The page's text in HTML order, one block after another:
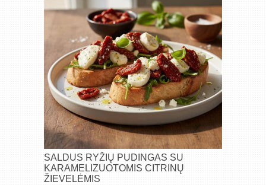
SALDUS RYŽIŲ PUDINGAS SU
KARAMELIZUOTOMIS CITRINŲ
ŽIEVELĖMIS